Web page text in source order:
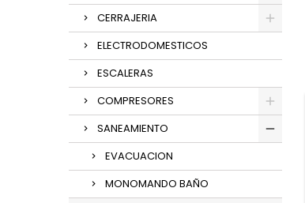
CERRAJERIA
ELECTRODOMESTICOS
ESCALERAS
COMPRESORES
SANEAMIENTO
EVACUACION
MONOMANDO BAÑO